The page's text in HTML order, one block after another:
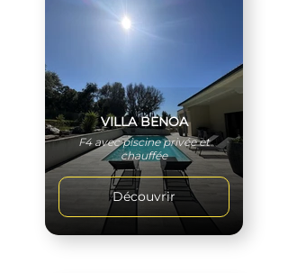
VILLA BENOA
F4 avec piscine privée et
chauffée
Découvrir